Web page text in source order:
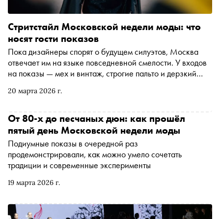
20 марта 2026 г.
Стритстайл Московской недели моды: что
носят гости показов
Пока дизайнеры спорят о будущем силуэтов, Москва
отвечает им на языке повседневной смелости. У входов
на показы — мех и винтаж, строгие пальто и дерзкий
аксессуар. Недели моды в Москве — история не про
— и именно поэтому за этим интересно наблюдать
19 марта 2026 г.
От 80-х до песчаных дюн: как прошёл
пятый день Московской недели моды
Подиумные показы в очередной раз
продемонстрировали, как можно умело сочетать
традиции и современные эксперименты